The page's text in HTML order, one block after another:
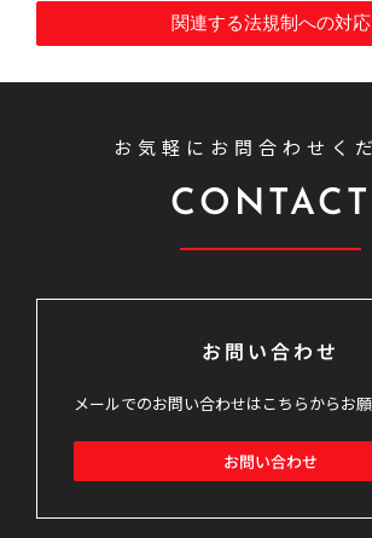
関連する法規制への対応
お気軽にお問合わせく
CONTACT
お問い合わせ
メールでのお問い合わせはこちらからお願
お問い合わせ